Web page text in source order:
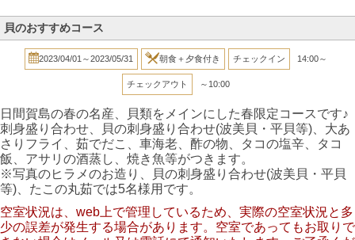
貝のおすすめコース
2023/04/01～2023/05/31 朝食＋夕食付き チェックイン 14:00～
チェックアウト ～10:00
日間賀島の春の名産、貝類をメインにした春限定コースです♪
刺身盛り合わせ、貝の刺身盛り合わせ(波美貝・平貝等)、大あ
さりフライ、茹でだこ、車海老、酢の物、タコの塩辛、タコ
飯、アサリの酒蒸し、焼き魚等がつきます。
※写真のヒラメのお造り、貝の刺身盛り合わせ(波美貝・平貝
等)、たこの丸茹では5名様用です。
空室状況は、web上で管理しているため、実際の空室状況と多
少の誤差が発生する場合があります。空室であってもお取りで